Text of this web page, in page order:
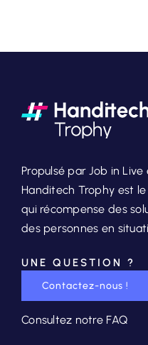
Propulsé par Job in
Handitech Trophy est
qui récompense des
des personnes en
UNE QUESTION ?
Contactez-nous !
Consultez notre FAQ